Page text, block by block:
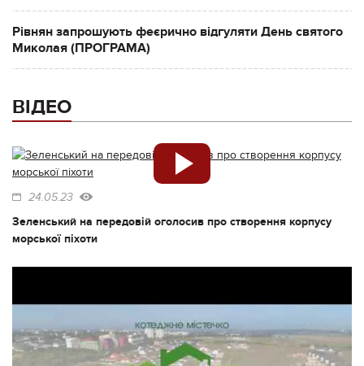
Рівнян запрошують феєрично відгуляти День святого
Миколая (ПРОГРАМА)
ВІДЕО
24.05.23
Зеленський на передовій оголосив про створення корпусу
морської піхоти